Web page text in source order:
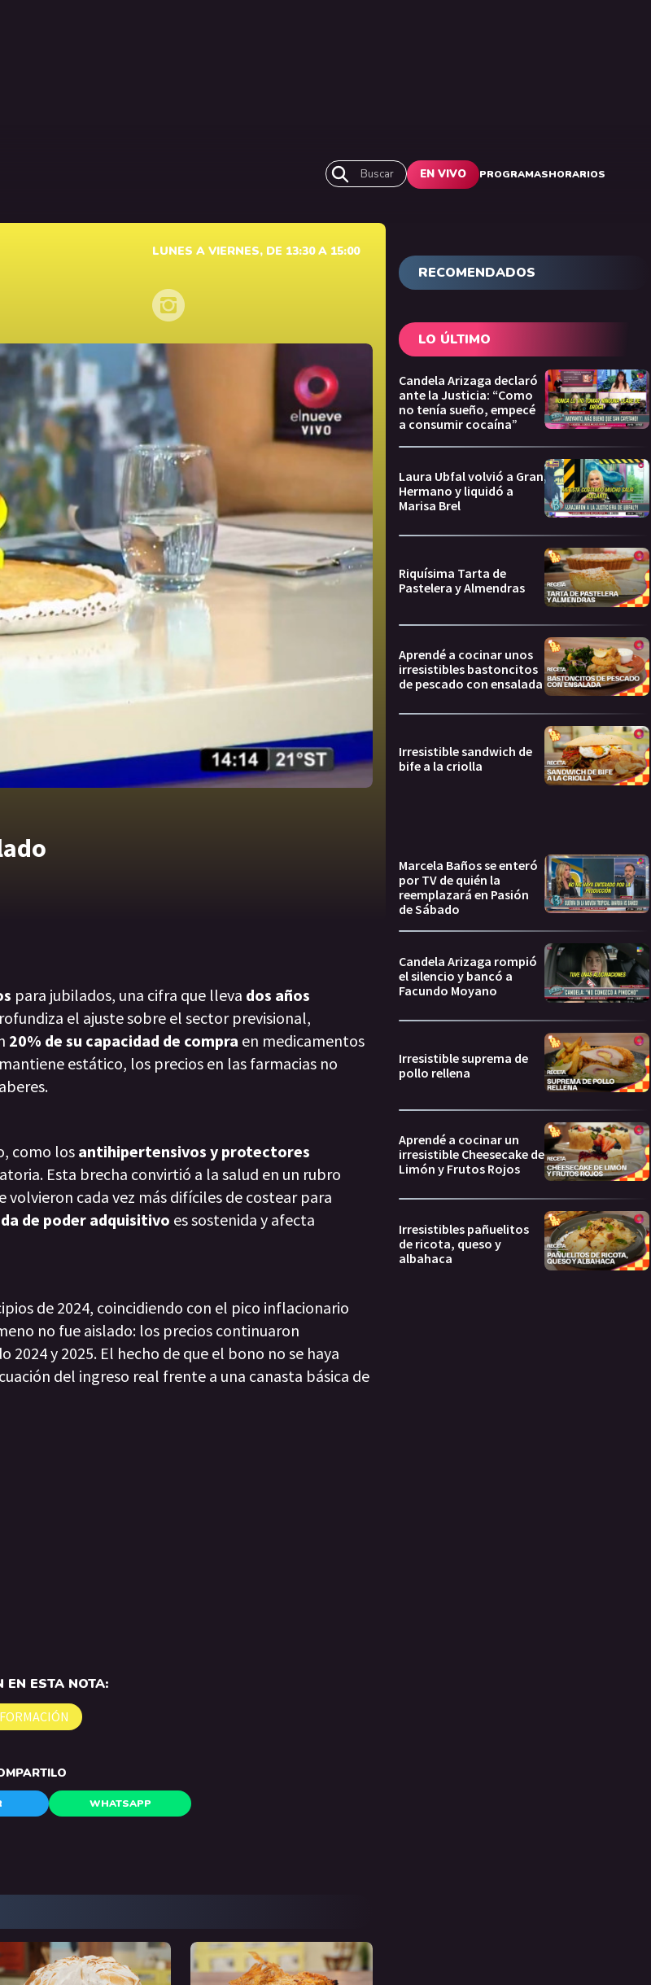
Buscar EN VIVO PROGRAMASHORARIOS
LUNES A VIERNES, DE 13:30 A 15:00
para jubilados, una cifra que lleva dos años
el ajuste sobre el sector previsional,
20% de su capacidad de compra en medicamentos
estático, los precios en las farmacias no
como los antihipertensivos y protectores
Esta brecha convirtió a la salud en un rubro
cada vez más difíciles de costear para
de poder adquisitivo es sostenida y afecta
de 2024, coincidiendo con el pico inflacionario
no fue aislado: los precios continuaron
2024 y 2025. El hecho de que el bono no se haya
del ingreso real frente a una canasta básica de
EN ESTA NOTA:
WHATSAPP
RECOMENDADOS
LO ÚLTIMO
Candela Arizaga declaró
ante la Justicia: “Como
no tenía sueño, empecé
a consumir cocaína”
Laura Ubfal volvió a Gran
Hermano y liquidó a
Marisa Brel
Riquísima Tarta de
Pastelera y Almendras
Aprendé a cocinar unos
irresistibles bastoncitos
de pescado con ensalada
Irresistible sandwich de
bife a la criolla
Marcela Baños se enteró
por TV de quién la
reemplazará en Pasión
de Sábado
Candela Arizaga rompió
el silencio y bancó a
Facundo Moyano
Irresistible suprema de
pollo rellena
Aprendé a cocinar un
irresistible Cheesecake de
Limón y Frutos Rojos
Irresistibles pañuelitos
de ricota, queso y
albahaca